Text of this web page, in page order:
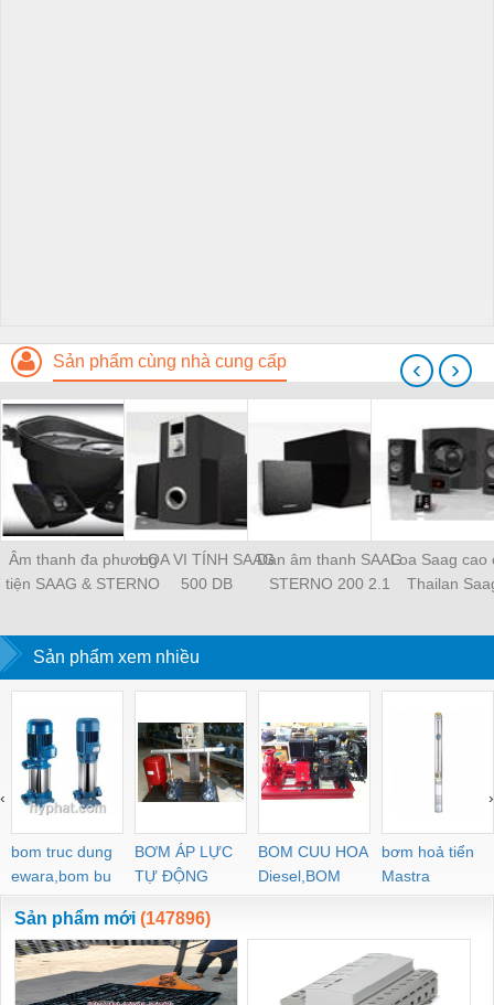
Sản phẩm cùng nhà cung cấp
Âm thanh đa phương
tiện SAAG & STERNO
LOA VI TÍNH SAAG
500 DB
Dàn âm thanh SAAG
STERNO 200 2.1
Loa Saag cao
Thailan
‹ ›
Sản phẩm xem nhiều
bom truc dung
ewara,bom bu
ewara
BƠM ÁP LỰC
TỰ ĐỘNG
BOM CUU HOA
Diesel,BOM
CHUA CHAY
bơm hoả tiển
Mastra
‹ ›
Sản phẩm mới (147896)